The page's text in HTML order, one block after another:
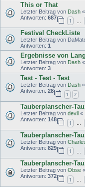
This or That
Letzter Beitrag von Dash «
Antworten: 687
1
Festival CheckListe
Letzter Beitrag von
Antworten: 1
Ergebnisse von
Letzter Beitrag von Dash «
Antworten: 3
Test - Test - Test
Letzter Beitrag von Dash «
Antworten: 28
1 2
Tauberplanscher-
Letzter Beitrag von devil «
Antworten: 148
1 …
Tauberplanscher-
Letzter Beitrag von
Antworten: 829
1
Tauberplanscher-
Letzter Beitrag von Obse «
Antworten: 372
1 …